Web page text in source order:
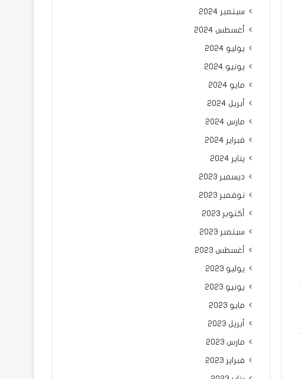
سبتمبر 2024
أغسطس 2024
يوليو 2024
يونيو 2024
مايو 2024
أبريل 2024
مارس 2024
فبراير 2024
يناير 2024
ديسمبر 2023
نوفمبر 2023
أكتوبر 2023
سبتمبر 2023
أغسطس 2023
يوليو 2023
يونيو 2023
مايو 2023
أبريل 2023
مارس 2023
فبراير 2023